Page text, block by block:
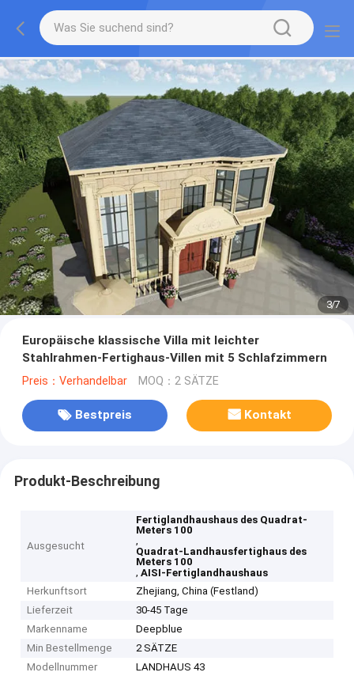
3/7
Europäische klassische Villa mit leichter
Stahlrahmen-Fertighaus-Villen mit 5 Schlafzimmern
Preis：Verhandelbar MOQ：2 SÄTZE
Bestpreis Kontakt
Produkt-Beschreibung
Ausgesucht
Fertiglandhaushaus des Quadrat-
Meters 100
,
Quadrat-Landhausfertighaus des
Meters 100
,AISI-Fertiglandhaushaus
Herkunftsort
Zhejiang, China (Festland)
Lieferzeit
30-45 Tage
Markenname
Deepblue
Min Bestellmenge
2 SÄTZE
Modellnummer
LANDHAUS 43